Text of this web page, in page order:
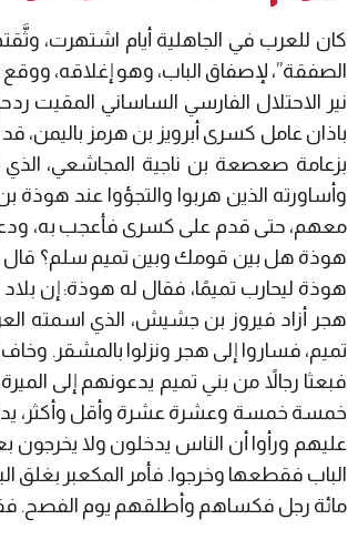
كان للعرب في الجاهلية أيام اشتهرت،
الصفقة”، لإصفاق الباب، وهو إغلاقه،
نير الاحتلال الفارسي الساساني المقيت
باذان عامل كسرى أبرويز بن هرمز باليمن،
بزعامة صعصعة بن ناجية المجاشعي،
وأساورته الذين هربوا والتجؤوا عند
معهم، حتى قدم على كسرى فأعجب به،
هوذة هل بين قومك وبين تميم سلم؟ قال
هوذة ليحارب تميمًا، فقال له هوذة: إن
هجر أزاد فيروز بن جشيش، الذي اسمته
تميم، فساروا إلى هجر ونزلوا بالمشقر.
فبعثا رجالاً من بني تميم يدعونهم إلى
خمسة خمسة وعشرة عشرة وأقل وأكثر،
عليهم ورأوا أن الناس يدخلون ولا
الباب فقطعها وخرجوا. فأمر المكعبر
مائة رجل فكساهم وأطلقهم يوم الفصح.